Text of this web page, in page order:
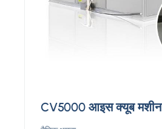
CV5000 आइस क्यूब मशीन